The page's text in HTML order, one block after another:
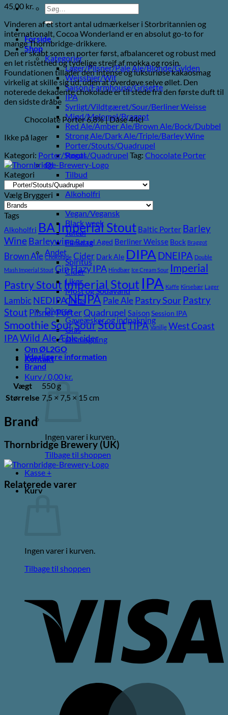
Søg
efter:
Forside
Shop
Kategorier
Lager/Pilsner/Pale Ale/Blonde/Gylden
Weissbier/Wit
Saison/Farmhouse/Grisette
IPA
Syrligt/Vildtgæret/Sour/Berliner Weisse
Mjød/Melomel/Braggot
Red Ale/Amber Ale/Brown Ale/Bock/Dubbel
Strong Ale/Dark Ale/Triple/Barley Wine
Porter/Stouts/Quadrupel
Røgøl
Øl
Tilbud
6pack2go
Alkoholfri
Glutenfri
Vegan/Vegansk
Black week
Juleøl
Farsdag
Andet
Spiritus
Cider
Likør
Most og Sodavand
Chips
Diverse
Gaveæsker og indpakning
Glas
Ølsmagning
Om ØL2GO
Kontakt
Kurv /0,00 kr.
Ingen varer i kurven.
Tilbage til shoppen
Kasse +
Kurv
Ingen varer i kurven.
Tilbage til shoppen
45,00 kr.
Vinderen af ​​et stort antal udmærkelser i Storbritannien og
internationalt, Cocoa Wonderland er en absolut go-to for
mange Thornbridge-drikkere.
Den er skabt som en porter først, afbalanceret og robust med
en let ristethed og tydelige strejf af mokka og rosin.
Foundationen tillader den intense og luksuriøse kakaosmag
virkelig at skille sig ud, uden at overdøve selve øllet. Den
noterede dekadente chokolade er til stede fra den første duft til
den sidste dråbe
Chocolate Porter 6,8% | Dåse 44cl
Ikke på lager
Kategori: Porter/Stouts/Quadrupel Tag: Chocolate Porter
Kategori
Vælg Bryggeri
Tags
Alkoholfri BA Imperial Stout Baltic Porter Barley
Wine BarleywineBarrel Aged Berliner Weisse Bock Braggot
Brown Ale Chokolade Cider Dark Ale DIPA DNEIPA Double
Mash Imperial Stout GinHazy IPA Hindbær Ice Cream Sour Imperial
Pastry Stout Imperial Stout IPA Kaffe Kirsebær Lager
Lambic NEDIPANEIPA Pale Ale Pastry Sour Pastry
Stout PilsnerPorterQuadrupel SaisonSession IPA
Smoothie SourSourStoutTIPA Vanilje West Coast
IPAWild Ale Æble cider
Yderligere information
Brand
Vægt
550 g
Størrelse 7,5 × 7,5 × 15 cm
Brand
Thornbridge Brewery (UK)
Relaterede varer